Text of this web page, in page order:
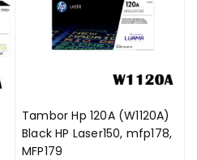
Tambor Hp 120A (W1120A)
Black HP Laser150, mfp178,
MFP179